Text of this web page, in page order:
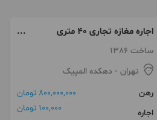
اجاره مغازه تجاری ۴۰ متری
زیبادشت / المپیک
ساخت 1386
تهران - دهکده المپیک
رهن
800,000,000 تومان
اجاره
100,000 تومان